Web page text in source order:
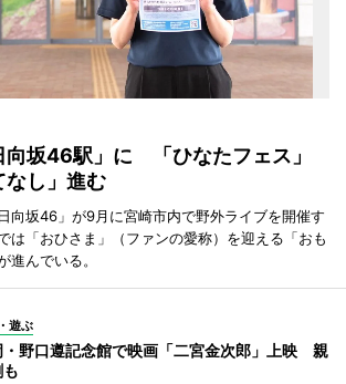
向坂46駅」に 「ひなたフェス」
なし」進む
向坂46」が9月に宮崎市内で野外ライブを開催す
は「おひさま」（ファンの愛称）を迎える「おも
進んでいる。
遊ぶ
・野口遵記念館で映画「二宮金次郎」上映 親